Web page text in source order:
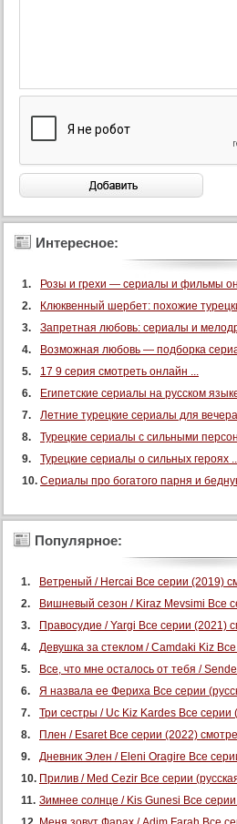
Интересное:
Розы и грехи — сериалы и фильмы
Клюквенный шербет: похожие
Запретная любовь: сериалы и
Возможная любовь — подборка
17 9 серия смотреть онлайн ...
Египетские сериалы на русском
Летние турецкие сериалы для
Турецкие сериалы с сильными
Турецкие сериалы о сильных героях
Сериалы про богатого парня и
Популярное:
Ветреный / Hercai Все серии (2019)
Вишневый сезон / Kiraz Mevsimi Все
Правосудие / Yargi Все серии (2021)
Девушка за стеклом / Camdaki Kiz
Все, что мне осталось от тебя /
Я назвала ее Фериха Все серии
Три сестры / Uc Kiz Kardes Все серии
Плен / Esaret Все серии (2022)
Дневник Элен / Eleni Oragire Все
Прилив / Med Cezir Все серии
Зимнее солнце / Kis Gunesi Все